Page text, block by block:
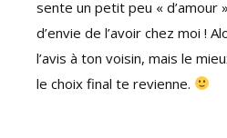
sente un petit peu « d’amour
d’envie de l’avoir chez moi !
l’avis à ton voisin, mais le
le choix final te revienne.